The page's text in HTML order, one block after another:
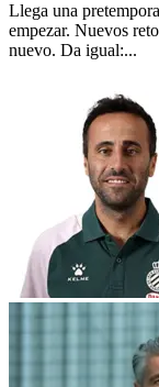
Llega una
empezar. Nuevos
nuevo. Da igual:...